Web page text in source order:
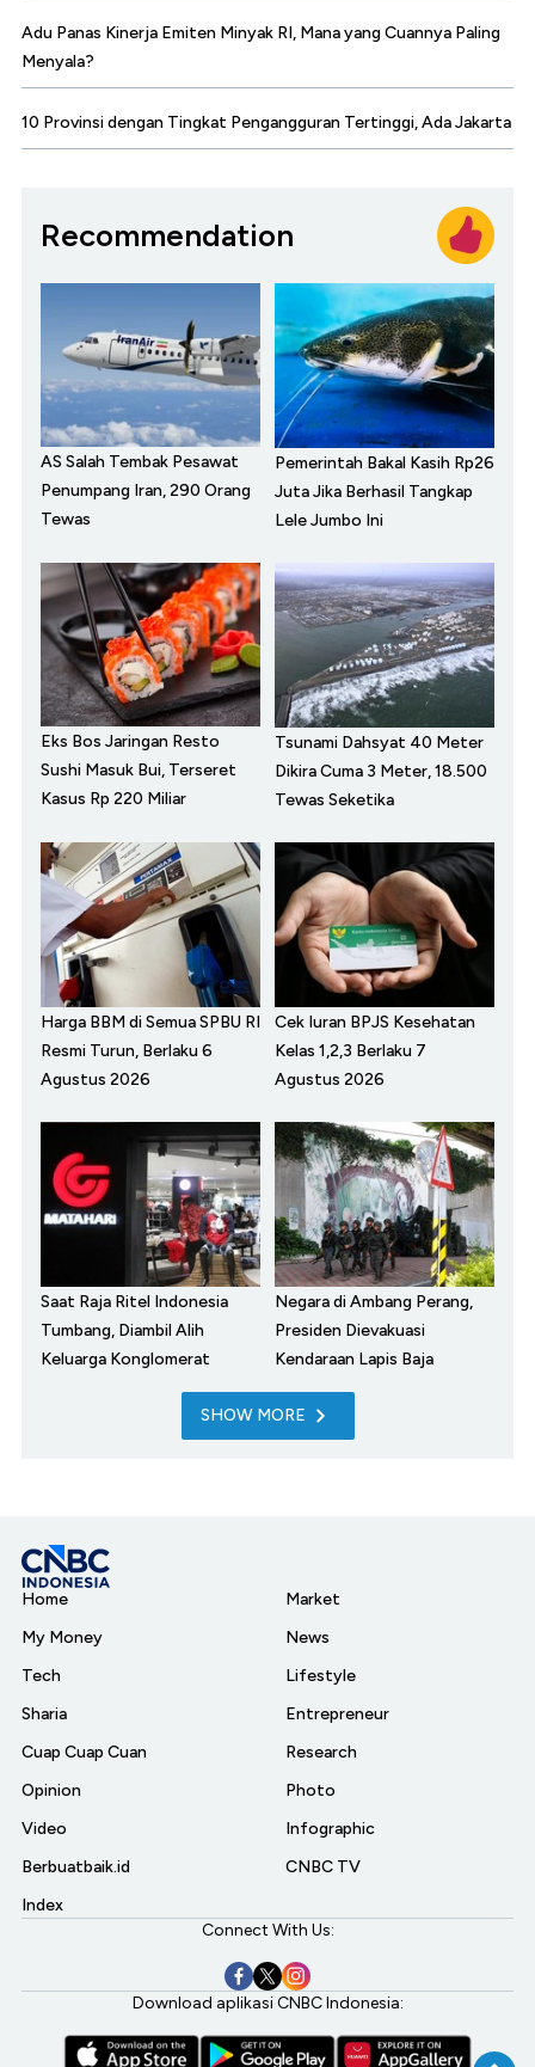
Adu Panas Kinerja Emiten Minyak RI, Mana yang Cuannya Paling
Menyala?
10 Provinsi dengan Tingkat Pengangguran Tertinggi, Ada Jakarta
Recommendation
AS Salah Tembak Pesawat
Penumpang Iran, 290 Orang
Tewas
Pemerintah Bakal Kasih Rp26
Juta Jika Berhasil Tangkap
Lele Jumbo Ini
Eks Bos Jaringan Resto
Sushi Masuk Bui, Terseret
Kasus Rp 220 Miliar
Tsunami Dahsyat 40 Meter
Dikira Cuma 3 Meter, 18.500
Tewas Seketika
Harga BBM di Semua SPBU RI
Resmi Turun, Berlaku 6
Agustus 2026
Cek Iuran BPJS Kesehatan
Kelas 1,2,3 Berlaku 7
Agustus 2026
Saat Raja Ritel Indonesia
Tumbang, Diambil Alih
Keluarga Konglomerat
Negara di Ambang Perang,
Presiden Dievakuasi
Kendaraan Lapis Baja
SHOW MORE
Home
My Money
Tech
Sharia
Cuap Cuap Cuan
Opinion
Video
Berbuatbaik.id
Index
Market
News
Lifestyle
Entrepreneur
Research
Photo
Infographic
CNBC TV
Connect With Us:
Download aplikasi CNBC Indonesia: